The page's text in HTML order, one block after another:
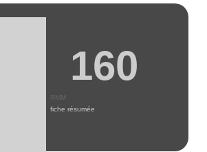
160
RMM
fiche résumée